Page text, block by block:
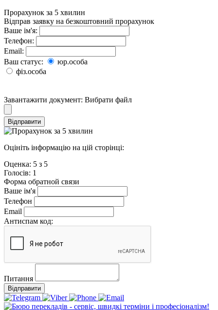
Прорахунок за 5 хвилин
Відправ заявку на безкоштовний прорахунок
Ваше ім'я:
Телефон:
Email:
Ваш статус:
юр.особа
фіз.особа
Завантажити документ: Вибрати файл
Відправити
Оцініть інформацію на цій сторінці:
Оценка: 5 з 5
Голосiв: 1
Форма обратной связи
Ваше ім'я
Телефон
Email
Антиспам код:
Питання
Відправити